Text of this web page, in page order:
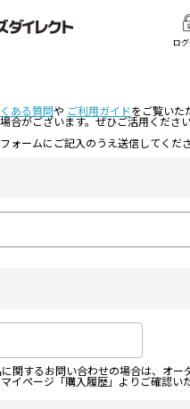
ロ
ある質問や ご利用ガイドをご覧いた
合がございます。ぜひご活用くださ
ォームにご記入のうえ送信してくださ
に関するお問い合わせの場合は、オー
イページ「購入履歴」よりご確認い